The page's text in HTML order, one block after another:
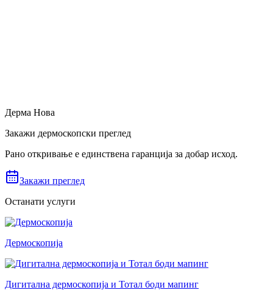
Дерма Нова
Закажи дермоскопски преглед
Рано откривање е единствена гаранција за добар исход.
Закажи преглед
Останати услуги
Дермоскопија
Дигитална дермоскопија и Тотал боди мапинг